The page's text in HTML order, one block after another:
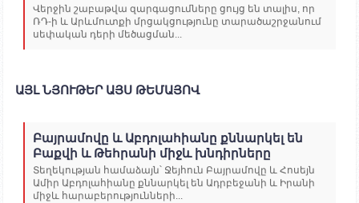
Վերջին շաբաթվա զարգացումները ցույց են տալիս, որ
ՌԴ-ի և Արևմուտքի մրցակցությունը տարածաշրջանում
սեփական դերի մեծացման...
ԱՅԼ ՆՅՈՒԹԵՐ ԱՅՍ ԹԵՄԱՅՈՎ
Բայրամովը և Աբդոլահիանը քննարկել են
Բաքվի և Թեհրանի միջև խնդիրները
Տեղեկության համաձայն՝ Ջեյհուն Բայրամովը և Հոսեյն
Ամիր Աբդոլահիանը քննարկել են Ադրբեջանի և Իրանի
միջև հարաբերությունների...